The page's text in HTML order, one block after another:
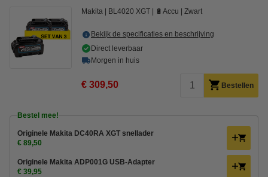
Makita BL4020 XGT 🔋Accu Zwart
Bekijk de specificaties en beschrijving
Direct leverbaar
Morgen in huis
€ 309,50 Bestellen
Bestel mee!
Originele Makita DC40RA XGT snellader
€ 89,50
Originele Makita ADP001G USB-Adapter
€ 39,95